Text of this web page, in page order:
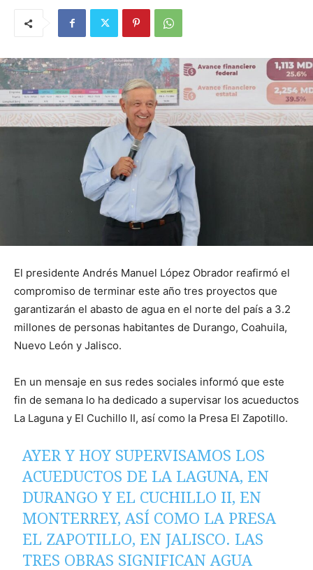
El presidente Andrés Manuel López Obrador reafirmó el
compromiso de terminar este año tres proyectos que
garantizarán el abasto de agua en el norte del país a 3.2
millones de personas habitantes de Durango, Coahuila,
Nuevo León y Jalisco.
En un mensaje en sus redes sociales informó que este
fin de semana lo ha dedicado a supervisar los acueductos
La Laguna y El Cuchillo II, así como la Presa El Zapotillo.
AYER Y HOY SUPERVISAMOS LOS
ACUEDUCTOS DE LA LAGUNA, EN
DURANGO Y EL CUCHILLO II, EN
MONTERREY, ASÍ COMO LA PRESA
EL ZAPOTILLO, EN JALISCO. LAS
TRES OBRAS SIGNIFICAN AGUA